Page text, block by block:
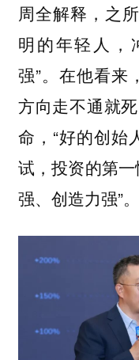
周全解释，之
明的年轻人，
强”。在他看来，
方向走不通就
命 ，“好的创
试，投资的第
强、创造力强”。